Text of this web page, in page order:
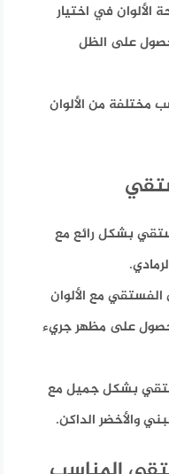
في اختيار
على الظل
مختلفة من الألوان
بشكل رائع مع
مع الألوان
على مظهر جريء
بشكل جميل مع
والأخضر الداكن.